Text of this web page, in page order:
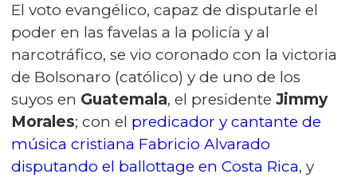
El voto evangélico, capaz de disputarle el
poder en las favelas a la policía y al
narcotráfico, se vio coronado con la victoria
de Bolsonaro (católico) y de uno de los
suyos en Guatemala, el presidente Jimmy
Morales; con el predicador y cantante de
música cristiana Fabricio Alvarado
disputando el ballottage en Costa Rica, y